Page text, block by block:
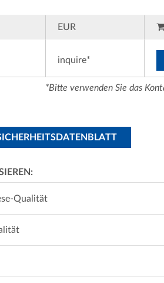
EUR
inquire*
*Bitte verwenden Sie das
Qualität